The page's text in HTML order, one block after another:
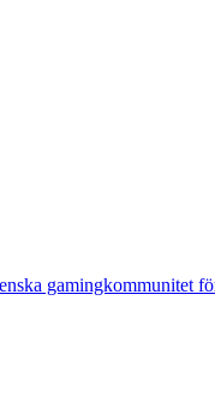
gamingkommunitet